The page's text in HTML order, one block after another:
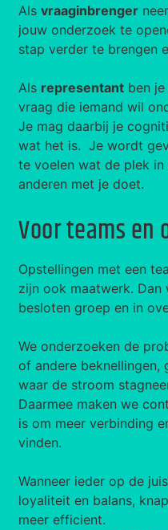
Alsvraaginbrenger
jouw onderzoek te
stap verder te brengen
Als representant ben
vraag die iemand wil
Je mag daarbij je
wat het is. Je wordt
te voelen wat de plek
anderen met je doet.
Voor teams en
Opstellingen met een
zijn ook maatwerk. Dan
besloten groep en in
We onderzoeken de
of andere beknellingen,
waar de stroom
Daarmee maken we
is om meer verbinding
vinden.
Wanneer ieder op de
loyaliteit en balans,
meer efficient.